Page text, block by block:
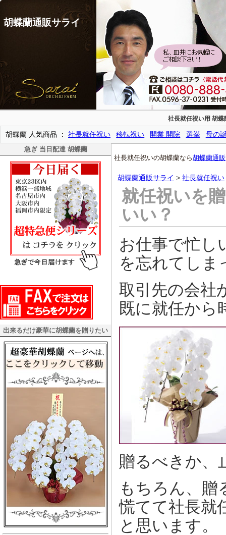
胡蝶蘭通販サライ
社長就任祝い用 胡蝶
胡蝶蘭 人気商品 社長就任祝い 移転祝い 開業 開院 選挙 母の
急ぎ 当日配達 胡蝶蘭
出来るだけ豪華に胡蝶蘭を贈りたい
社長就任祝いの胡蝶蘭なら胡蝶蘭通販
胡蝶蘭通販サライ > 社長就任祝い
就任祝いを
いい？
お仕事で忙し
を忘れてしま
取引先の会社
既に就任から
贈るべきか、
もちろん、
慌てて社長就
と思います。